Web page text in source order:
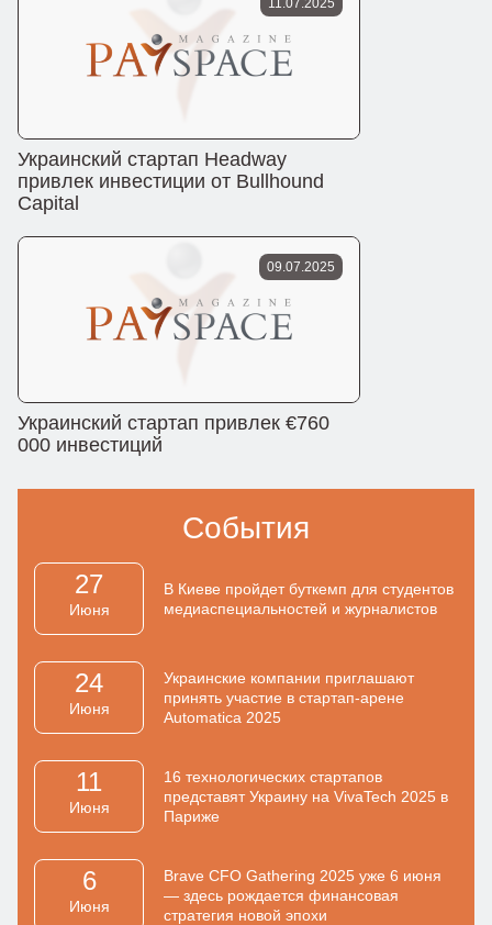
Украинский стартап Headway
привлек инвестиции от Bullhound
Capital
09.07.2025
Украинский стартап привлек €760
000 инвестиций
События
27
Июня
В Киеве пройдет буткемп для студентов
медиаспециальностей и журналистов
24
Июня
Украинские компании приглашают
принять участие в стартап-арене
Automatica 2025
11
Июня
16 технологических стартапов
представят Украину на VivaTech 2025 в
Париже
6
Июня
Brave CFO Gathering 2025 уже 6 июня
— здесь рождается финансовая
стратегия новой эпохи